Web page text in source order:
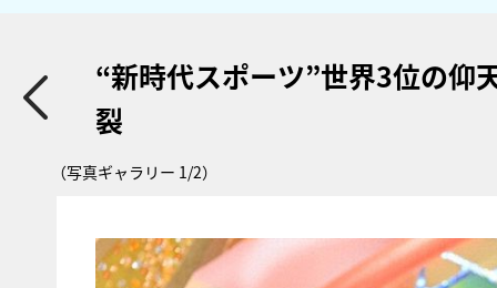
“新時代スポーツ”世界3位の仰
裂
（写真ギャラリー 1/2）